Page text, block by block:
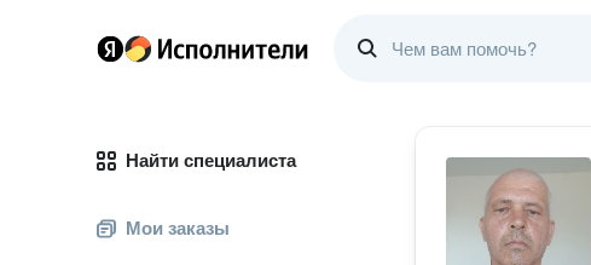
Найти специалиста
Мои заказы